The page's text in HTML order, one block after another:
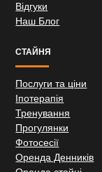
Відгуки
Наш Блог
СТАЙНЯ
Послуги та ціни
Іпотерапія
Тренування
Прогулянки
Фотосесії
Оренда Денників